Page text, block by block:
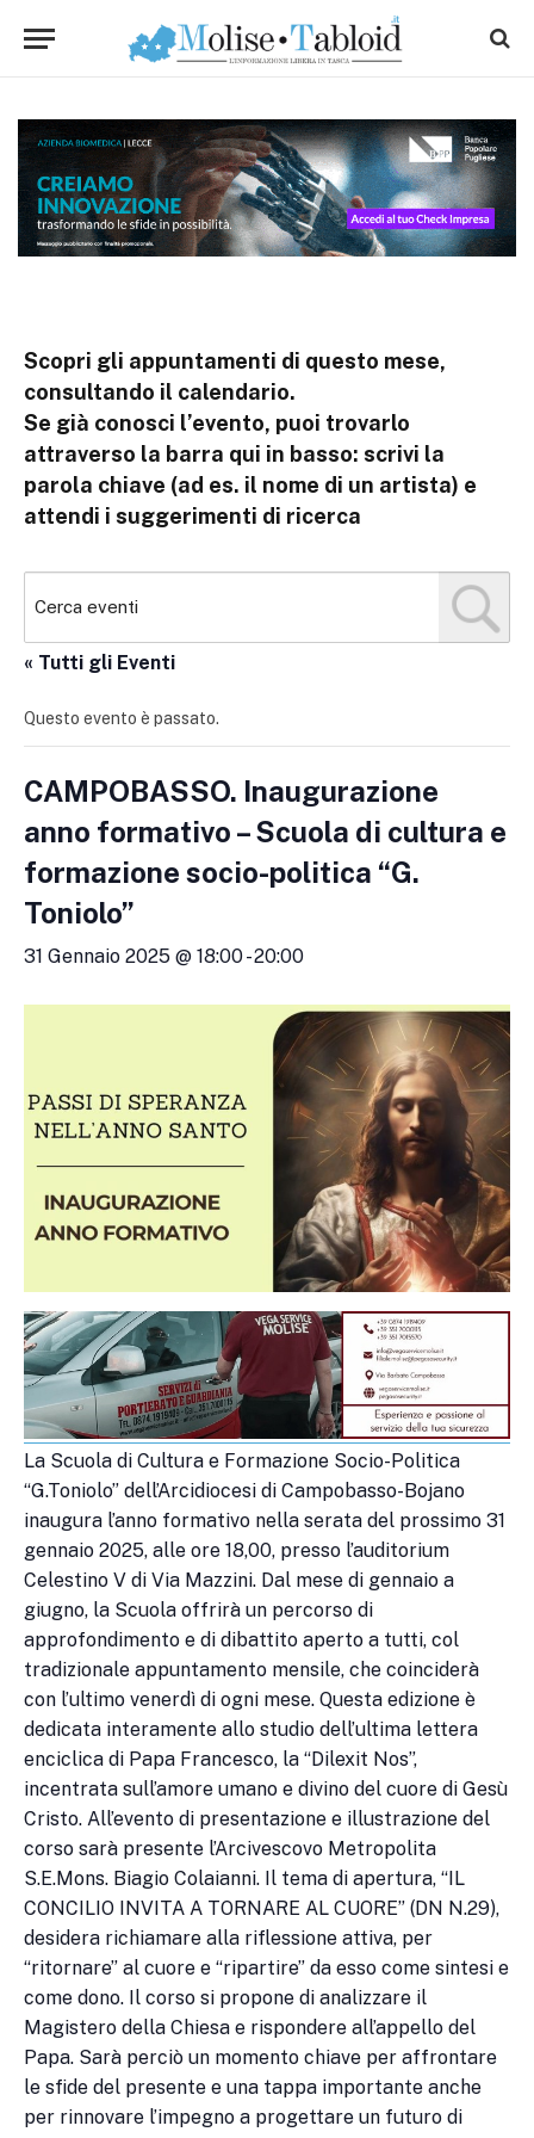
Scopri gli appuntamenti di questo mese,
consultando il calendario.
Se già conosci l’evento, puoi trovarlo
attraverso la barra qui in basso: scrivi la
parola chiave (ad es. il nome di un artista) e
attendi i suggerimenti di ricerca
« Tutti gli Eventi
Questo evento è passato.
CAMPOBASSO. Inaugurazione
anno formativo – Scuola di cultura e
formazione socio-politica “G.
Toniolo”
31 Gennaio 2025 @ 18:00-20:00
La Scuola di Cultura e Formazione Socio-Politica
“G.Toniolo” dell’Arcidiocesi di Campobasso-Bojano
inaugura l’anno formativo nella serata del prossimo 31
gennaio 2025, alle ore 18,00, presso l’auditorium
Celestino V di Via Mazzini. Dal mese di gennaio a
giugno, la Scuola offrirà un percorso di
approfondimento e di dibattito aperto a tutti, col
tradizionale appuntamento mensile, che coinciderà
con l’ultimo venerdì di ogni mese. Questa edizione è
dedicata interamente allo studio dell’ultima lettera
enciclica di Papa Francesco, la “Dilexit Nos”,
incentrata sull’amore umano e divino del cuore di Gesù
Cristo. All’evento di presentazione e illustrazione del
corso sarà presente l’Arcivescovo Metropolita
S.E.Mons. Biagio Colaianni. Il tema di apertura, “IL
CONCILIO INVITA A TORNARE AL CUORE” (DN N.29),
desidera richiamare alla riflessione attiva, per
“ritornare” al cuore e “ripartire” da esso come sintesi e
come dono. Il corso si propone di analizzare il
Magistero della Chiesa e rispondere all’appello del
Papa. Sarà perciò un momento chiave per affrontare
le sfide del presente e una tappa importante anche
per rinnovare l’impegno a progettare un futuro di